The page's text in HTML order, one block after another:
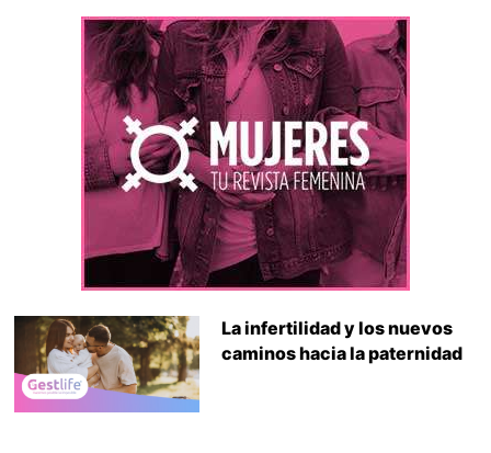
La infertilidad y los nuevos
caminos hacia la paternidad